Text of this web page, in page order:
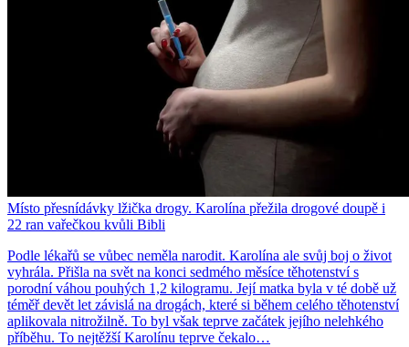
Místo přesnídávky lžička drogy. Karolína přežila drogové doupě i
22 ran vařečkou kvůli Bibli
Podle lékařů se vůbec neměla narodit. Karolína ale svůj boj o život
vyhrála. Přišla na svět na konci sedmého měsíce těhotenství s
porodní váhou pouhých 1,2 kilogramu. Její matka byla v té době už
téměř devět let závislá na drogách, které si během celého těhotenství
aplikovala nitrožilně. To byl však teprve začátek jejího nelehkého
příběhu. To nejtěžší Karolínu teprve čekalo…